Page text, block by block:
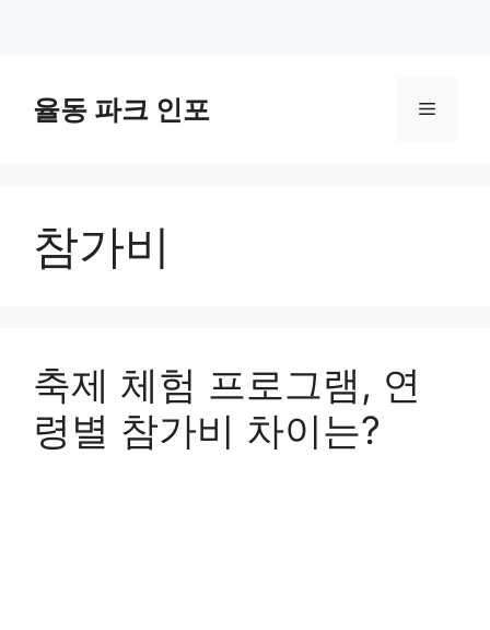
율동 파크 인포 메
참가비
축제 체험 프로그램, 연
령별 참가비 차이는?